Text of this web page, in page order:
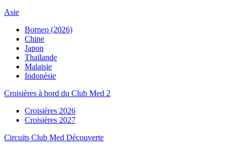
Asie
Borneo (2026)
Chine
Japon
Thaïlande
Malaisie
Indonésie
Croisières à bord du Club Med 2
Croisières 2026
Croisières 2027
Circuits Club Med Découverte